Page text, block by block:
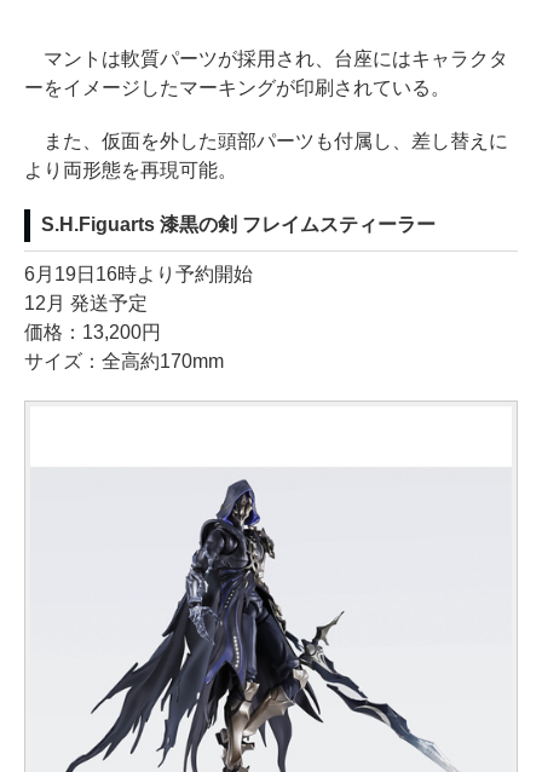
マントは軟質パーツが採用され、台座にはキャラクタ
ーをイメージしたマーキングが印刷されている。
また、仮面を外した頭部パーツも付属し、差し替えに
より両形態を再現可能。
S.H.Figuarts 漆黒の剣 フレイムスティーラー
6月19日16時より予約開始
12月 発送予定
価格：13,200円
サイズ：全高約170mm